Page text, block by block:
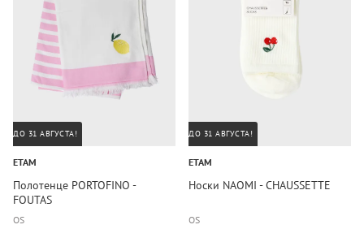
ДО 31 АВГУСТА!
ETAM
Полотенце PORTOFINO -
FOUTAS
OS
ДО 31 АВГУСТА!
ETAM
Носки NAOMI - CHAUSSETTE
OS